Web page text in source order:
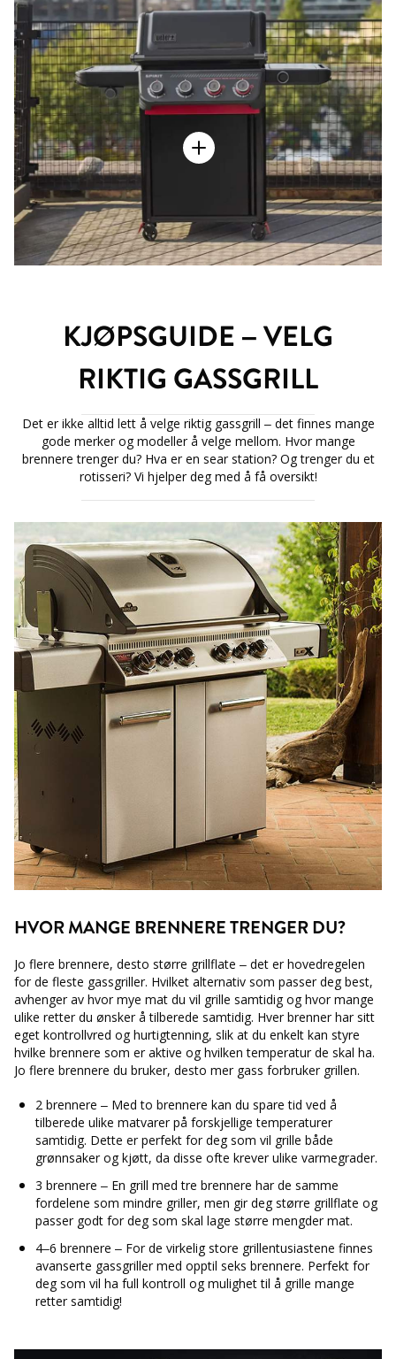
KJØPSGUIDE – VELG
RIKTIG GASSGRILL
Det er ikke alltid lett å velge riktig gassgrill – det finnes mange
gode merker og modeller å velge mellom. Hvor mange
brennere trenger du? Hva er en sear station? Og trenger du et
rotisseri? Vi hjelper deg med å få oversikt!
HVOR MANGE BRENNERE TRENGER DU?
Jo flere brennere, desto større grillflate – det er hovedregelen
for de fleste gassgriller. Hvilket alternativ som passer deg best,
avhenger av hvor mye mat du vil grille samtidig og hvor mange
ulike retter du ønsker å tilberede samtidig. Hver brenner har sitt
eget kontrollvred og hurtigtenning, slik at du enkelt kan styre
hvilke brennere som er aktive og hvilken temperatur de skal ha.
Jo flere brennere du bruker, desto mer gass forbruker grillen.
2 brennere – Med to brennere kan du spare tid ved å
tilberede ulike matvarer på forskjellige temperaturer
samtidig. Dette er perfekt for deg som vil grille både
grønnsaker og kjøtt, da disse ofte krever ulike varmegrader.
3 brennere – En grill med tre brennere har de samme
fordelene som mindre griller, men gir deg større grillflate og
passer godt for deg som skal lage større mengder mat.
4–6 brennere – For de virkelig store grillentusiastene finnes
avanserte gassgriller med opptil seks brennere. Perfekt for
deg som vil ha full kontroll og mulighet til å grille mange
retter samtidig!